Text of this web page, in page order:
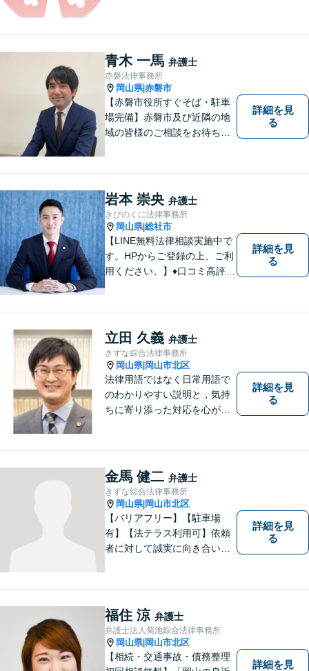
いりたいと思います。丁寧な
説明で適切かつ迅速な解決を
目指します。
青木 一馬 弁護士
赤磐法律事務所
岡山県|赤磐市
【赤磐市役所すぐそば・駐車
場完備】赤磐市及び近隣の地
域の皆様のご相談をお待ちし
詳細を見
る
岩本 崇央 弁護士
きびのくに法律事務所
岡山県|総社市
【LINE無料法律相談実施中で
す。HPからご登録の上、ご利
用ください。】♦口コミ高評価
大の理解者として活動いたし
ます。【完全個室】【初回３
０分無料面談】
詳細を見
る
立田 久義 弁護士
きずな綜合法律事務所
岡山県| 岡山市北区
法律用語ではなく日常用語で
のわかりやすい説明と，気持
ちに寄り添った対応を心がけ
詳細を見
る
金馬 健二 弁護士
きずな綜合法律事務所
岡山県| 岡山市北区
【バリアフリー】【駐車場
有】【法テラス利用可】依頼
者に対して誠実に向き合い、
案件に取り掛かることができ
るように準備していますので
お気軽にご相談ください。
詳細を見
る
福住 涼 弁護士
弁護士法人菊池綜合法律事務所
岡山県| 岡山市北区
【相続・交通事故・債務整理
詳細を見